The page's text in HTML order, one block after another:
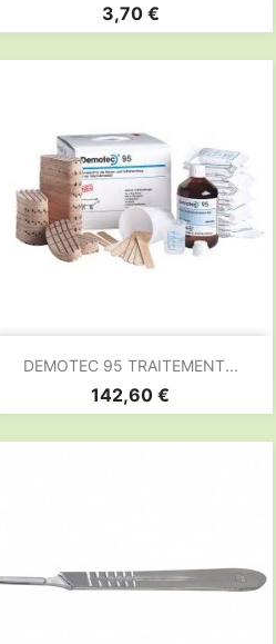
Prix
3,70 €
DEMOTEC 95 TRAITEMENT...
Prix
142,60 €
Aperçu rapide